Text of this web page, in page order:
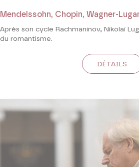
Mendelssohn, Chopin, Wagner-
Après son cycle Rachmaninov, Nikolaï
du romantisme.
DÉTAILS